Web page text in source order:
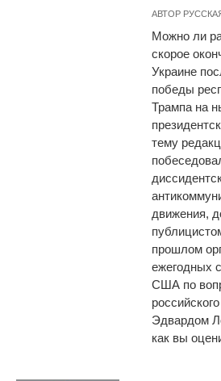
АВТОР
Можно ли
скорое
Украине
победы
Трампа на
тему
движения,
прошлом
ежегодных
США по
Эдвардом
как вы